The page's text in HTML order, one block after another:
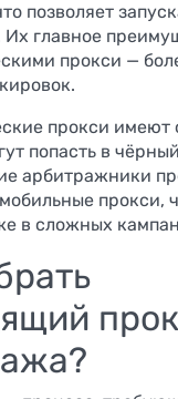
позволяет
Их главное
прокси —
прокси имеют
попасть в
арбитражники
прокси,
в сложных